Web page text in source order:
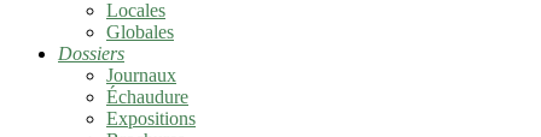
Locales
Globales
Dossiers
Journaux
Échaudure
Expositions